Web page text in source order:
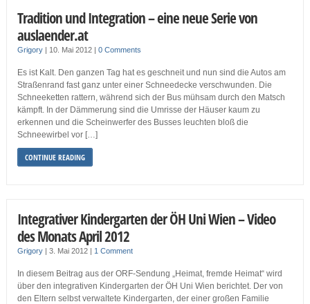
Tradition und Integration – eine neue Serie von
auslaender.at
Grigory| 10. Mai 2012 | 0 Comments
Es ist Kalt. Den ganzen Tag hat es geschneit und nun sind die Autos am
Straßenrand fast ganz unter einer Schneedecke verschwunden. Die
Schneeketten rattern, während sich der Bus mühsam durch den Matsch
kämpft. In der Dämmerung sind die Umrisse der Häuser kaum zu
erkennen und die Scheinwerfer des Busses leuchten bloß die
Schneewirbel vor […]
CONTINUE READING
Integrativer Kindergarten der ÖH Uni Wien – Video
des Monats April 2012
Grigory| 3. Mai 2012 | 1 Comment
In diesem Beitrag aus der ORF-Sendung „Heimat, fremde Heimat“ wird
über den integrativen Kindergarten der ÖH Uni Wien berichtet. Der von
den Eltern selbst verwaltete Kindergarten, der einer großen Familie